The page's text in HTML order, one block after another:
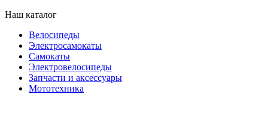
Наш каталог
Велосипеды
Электросамокаты
Самокаты
Электровелосипеды
Запчасти и аксессуары
Мототехника